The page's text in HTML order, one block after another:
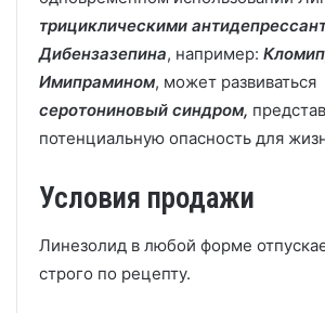
трициклическими
Дибензазепина, например:
Имипрамином, может развиваться
серотониновый синдром,
потенциальную опасность для
Условия продажи
Линезолид в любой форме
строго по рецепту.